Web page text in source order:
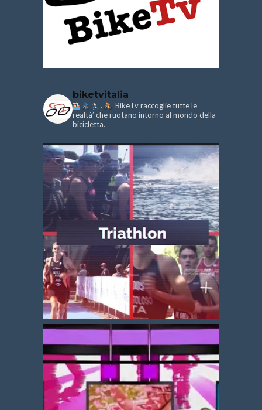
biketvitalia
.
BikeTv raccoglie tutte le
realtà’ che ruotano intorno al mondo della
bicicletta.